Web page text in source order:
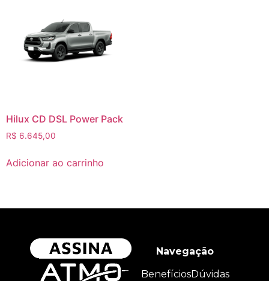
Hilux CD DSL Power Pack
R$ 6.645,00
Adicionar ao carrinho
Navegação
BenefíciosDúvidas